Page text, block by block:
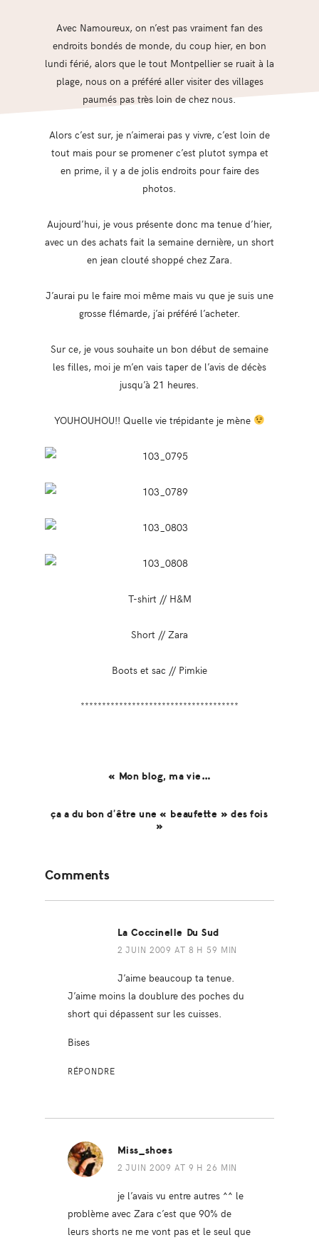
Avec Namoureux, on n’est pas vraiment fan des
endroits bondés de monde, du coup hier, en bon
lundi férié, alors que le tout Montpellier se ruait à la
plage, nous on a préféré aller visiter des villages
paumés pas très loin de chez nous.
Alors c’est sur, je n’aimerai pas y vivre, c’est loin de
tout mais pour se promener c’est plutot sympa et
en prime, il y a de jolis endroits pour faire des
photos.
Aujourd’hui, je vous présente donc ma tenue d’hier,
avec un des achats fait la semaine dernière, un short
en jean clouté shoppé chez Zara.
J’aurai pu le faire moi même mais vu que je suis une
grosse flémarde, j’ai préféré l’acheter.
Sur ce, je vous souhaite un bon début de semaine
les filles, moi je m’en vais taper de l’avis de décès
jusqu’à 21 heures.
YOUHOUHOU!! Quelle vie trépidante je mène
T-shirt // H&M
Short // Zara
Boots et sac // Pimkie
*************************************
« Mon blog, ma vie…
ça a du bon d’être une « beaufette » des fois
»
Interactions
Comments
La Coccinelle Du Sud
2 JUIN 2009 AT 8 H 59 MIN
J’aime beaucoup ta tenue.
J’aime moins la doublure des poches du
short qui dépassent sur les cuisses.
Bises
RÉPONDRE
Miss_shoes
2 JUIN 2009 AT 9 H 26 MIN
je l’avais vu entre autres ^^ le
problème avec Zara c’est que 90% de
leurs shorts ne me vont pas et le seul que